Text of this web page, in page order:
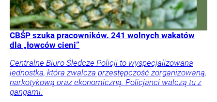
CBŚP szuka pracowników. 241 wolnych wakatów
dla „łowców cieni”
Centralne Biuro Śledcze Policji to wyspecjalizowana
jednostka, która zwalcza przestępczość zorganizowaną,
narkotykową oraz ekonomiczną. Policjanci walczą tu z
gangami.